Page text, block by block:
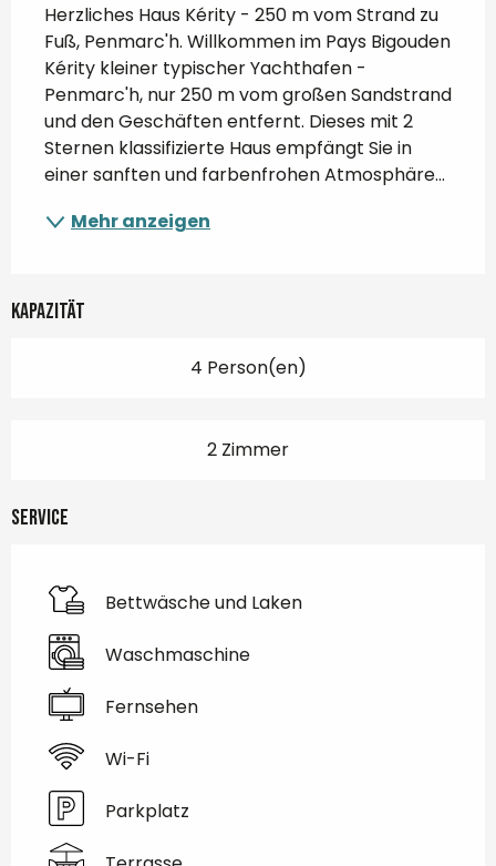
Herzliches Haus Kérity - 250 m vom Strand zu
Fuß, Penmarc'h. Willkommen im Pays Bigouden
Kérity kleiner typischer Yachthafen -
Penmarc'h, nur 250 m vom großen Sandstrand
und den Geschäften entfernt. Dieses mit 2
Sternen klassifizierte Haus empfängt Sie in
einer sanften und farbenfrohen Atmosphäre...
Mehr anzeigen
Kapazität
4 Person(en)
2 Zimmer
Service
Bettwäsche und Laken
Waschmaschine
Fernsehen
Wi-Fi
Parkplatz